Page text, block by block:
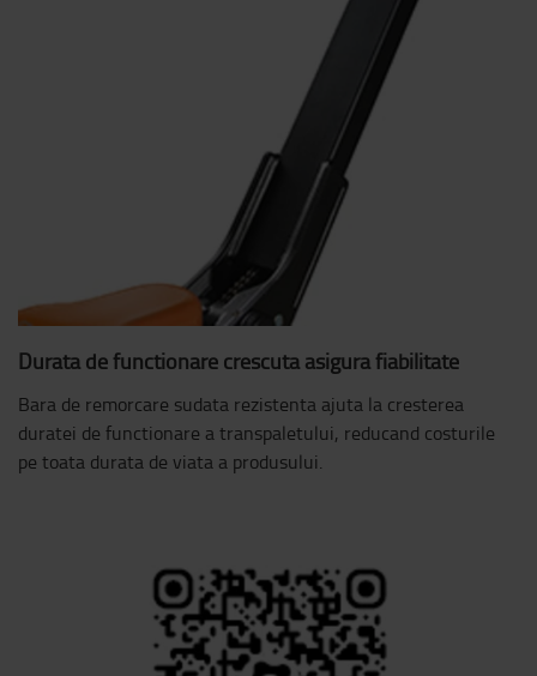
Durata de functionare crescuta asigura fiabilitate
Bara de remorcare sudata rezistenta ajuta la cresterea
duratei de functionare a transpaletului, reducand costurile
pe toata durata de viata a produsului.